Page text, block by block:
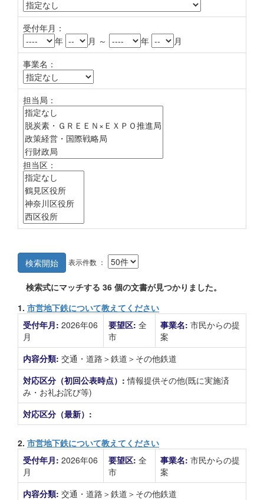
受付年月：
年
月 ～ 年
月
事業名：
担当局：
担当区：
検索開始 表示件数 ：
検索式にマッチする 36 個の文書が見つかりました。
1. 市営地下鉄について教えてください
受付年月: 2026年06
月
要望区: 全
市
事業名: 市民からの提
案
内容分類: 交通・道路＞鉄道＞その他鉄道
対応区分（初回公表時点）:情報提供その他(既に実施済
み・お礼お詫び等)
対応区分（最新）:
2. 市営地下鉄について教えてください
受付年月: 2026年06
月
要望区: 全
市
事業名: 市民からの提
案
内容分類: 交通・道路＞鉄道＞その他鉄道